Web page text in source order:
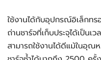
ใช้งานได้กับอุปกรณ์อิเล็กท
ถ่านชาร์จที่เก็บประจุได้เป็นเ
สามารถใช้งานได้ดีแม้ในอุณ